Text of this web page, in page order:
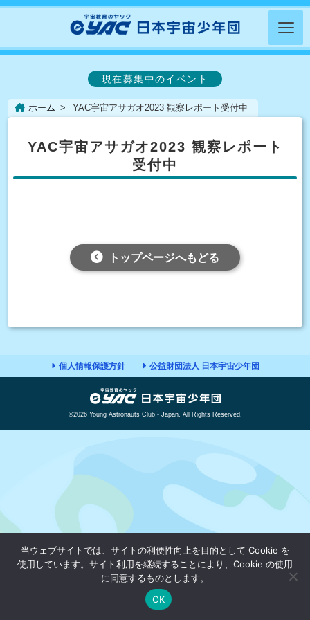
現在募集中のイベント
ホーム YAC宇宙アサガオ2023 観察レポート受付中
YAC宇宙アサガオ2023 観察レポート
受付中
トップページへもどる
個人情報保護方針 公益財団法人 日本宇宙少年団
©2026 Young Astronauts Club - Japan, All Rights Reserved.
当ウェブサイトでは、サイトの利便性向上を目的として Cookie を
使用しています。サイト利用を継続することにより、Cookie の使用
に同意するものとします。
OK